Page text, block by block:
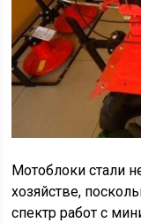
Мотоблоки стали
хозяйстве,
спектр работ с